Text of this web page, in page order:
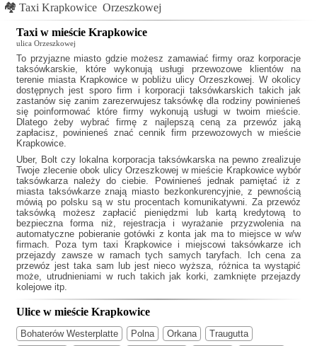
🏘 Taxi Krapkowice Orzeszkowej
Taxi w mieście Krapkowice
ulica Orzeszkowej
To przyjazne miasto gdzie możesz zamawiać firmy oraz korporacje
taksówkarskie, które wykonują usługi przewozowe klientów na
terenie miasta Krapkowice w pobliżu ulicy Orzeszkowej. W okolicy
dostępnych jest sporo firm i korporacji taksówkarskich takich jak
zastanów się zanim zarezerwujesz taksówkę dla rodziny powinieneś
się poinformować które firmy wykonują usługi w twoim mieście.
Dlatego żeby wybrać firmę z najlepszą ceną za przewóz jaką
zapłacisz, powinieneś znać cennik firm przewozowych w mieście
Krapkowice.
Uber, Bolt czy lokalna korporacja taksówkarska na pewno zrealizuje
Twoje zlecenie obok ulicy Orzeszkowej w mieście Krapkowice wybór
taksówkarza należy do ciebie. Powinieneś jednak pamiętać iż z
miasta taksówkarze znają miasto bezkonkurencyjnie, z pewnością
mówią po polsku są w stu procentach komunikatywni. Za przewóz
taksówką możesz zapłacić pieniędzmi lub kartą kredytową to
bezpieczna forma niż, rejestracja i wyrażanie przyzwolenia na
automatyczne pobieranie gotówki z konta jak ma to miejsce w w/w
firmach. Poza tymtaxi Krapkowicei miejscowi taksówkarze ich
przejazdy zawsze w ramach tych samych taryfach. Ich cena za
przewóz jest taka sam lub jest nieco wyższa, różnica ta wystąpić
może, utrudnieniami w ruch takich jak korki, zamknięte przejazdy
kolejowe itp.
Ulice w mieście Krapkowice
Bohaterów Westerplatte Polna Orkana Traugutta